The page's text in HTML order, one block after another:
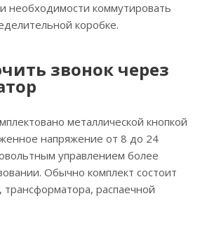
необходимости коммутировать
коробке.
звонок через
металлической кнопкой
напряжение от 8 до 24
управлением более
Обычно комплект состоит
трансформатора, распаечной